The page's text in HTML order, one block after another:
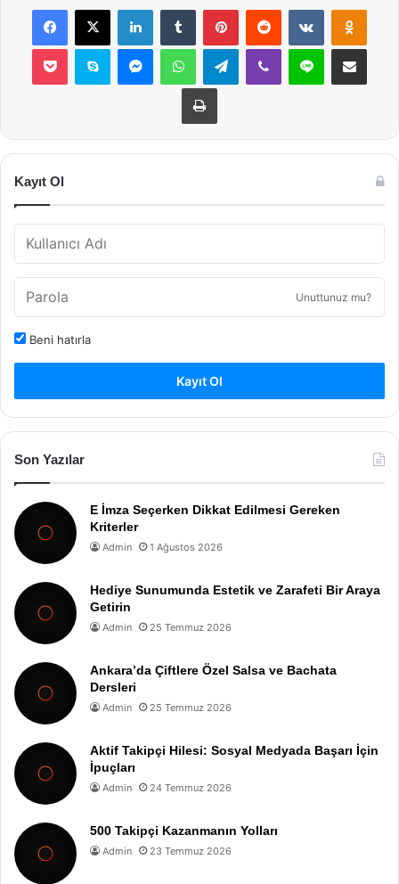
Facebook
X LinkedInTumblr PinterestReddit VKontakte
Pocket Skype MessengerWhatsAppTelegramViber Line E-Posta ile
Yazdır
Kayıt Ol
Unuttunuz mu?
Beni hatırla
Kayıt Ol
Son Yazılar
E İmza Seçerken Dikkat Edilmesi Gereken
Kriterler
Admin 1 Ağustos 2026
Hediye Sunumunda Estetik ve Zarafeti Bir Araya
Getirin
Admin 25 Temmuz 2026
Ankara’da Çiftlere Özel Salsa ve Bachata
Dersleri
Admin 25 Temmuz 2026
Aktif Takipçi Hilesi: Sosyal Medyada Başarı İçin
İpuçları
Admin 24 Temmuz 2026
500 Takipçi Kazanmanın Yolları
Admin 23 Temmuz 2026